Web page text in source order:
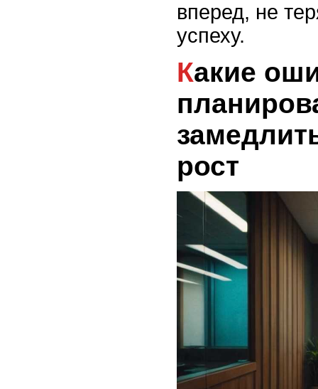
вперед, не
успеху.
Какие ошибки в
рост